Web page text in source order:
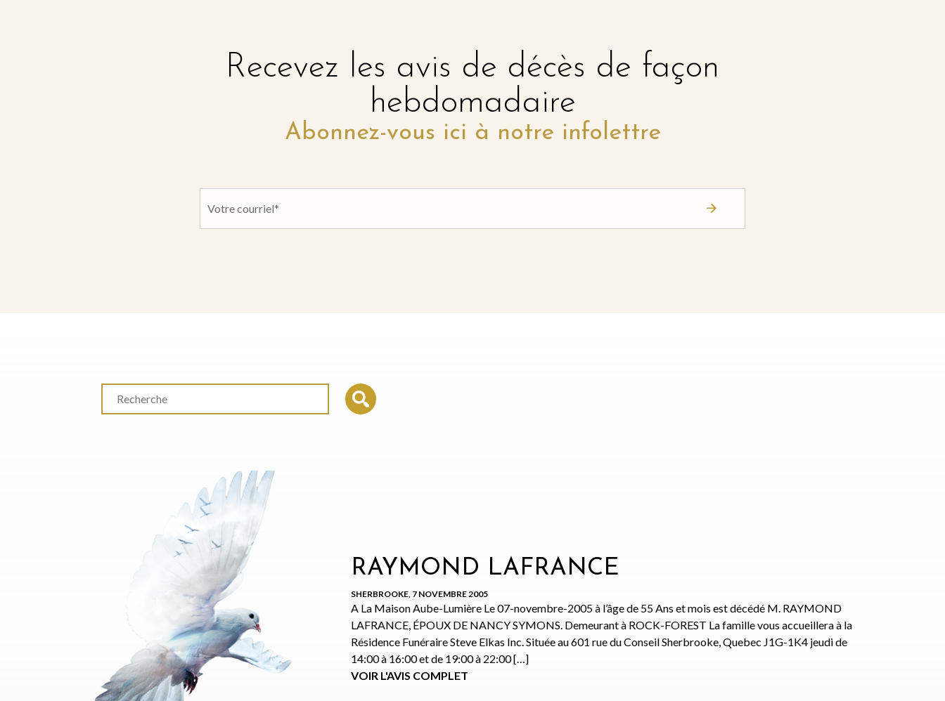
Recevez les avis de décès de façon
hebdomadaire
Abonnez-vous ici à notre infolettre
RAYMOND LAFRANCE
SHERBROOKE, 7 NOVEMBRE 2005
A La Maison Aube-Lumière Le 07-novembre-2005 à l’âge de 55 Ans et mois est décédé M. RAYMOND
LAFRANCE, ÉPOUX DE NANCY SYMONS. Demeurant à ROCK-FOREST La famille vous accueillera à la
Résidence Funéraire Steve Elkas Inc. Située au 601 rue du Conseil Sherbrooke, Quebec J1G-1K4 jeudi de
14:00 à 16:00 et de 19:00 à 22:00 […]
VOIR L'AVIS COMPLET